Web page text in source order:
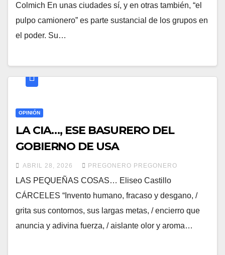
Colmich En unas ciudades sí, y en otras también, “el
pulpo camionero” es parte sustancial de los grupos en
el poder. Su…
OPINIÓN
LA CIA…, ESE BASURERO DEL
GOBIERNO DE USA
ABRIL 28, 2026 PREGONERO PREGONERO
LAS PEQUEÑAS COSAS… Eliseo Castillo
CÁRCELES “Invento humano, fracaso y desgano, /
grita sus contornos, sus largas metas, / encierro que
anuncia y adivina fuerza, / aislante olor y aroma…